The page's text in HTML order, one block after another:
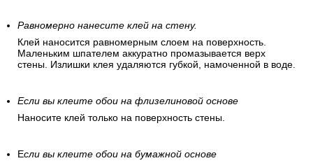
его можно использовать.
Равномерно нанесите клей на стену.
стены. Излишки клея удаляются губкой, намоченной в воде.
Наносите клей только на поверхность стены.